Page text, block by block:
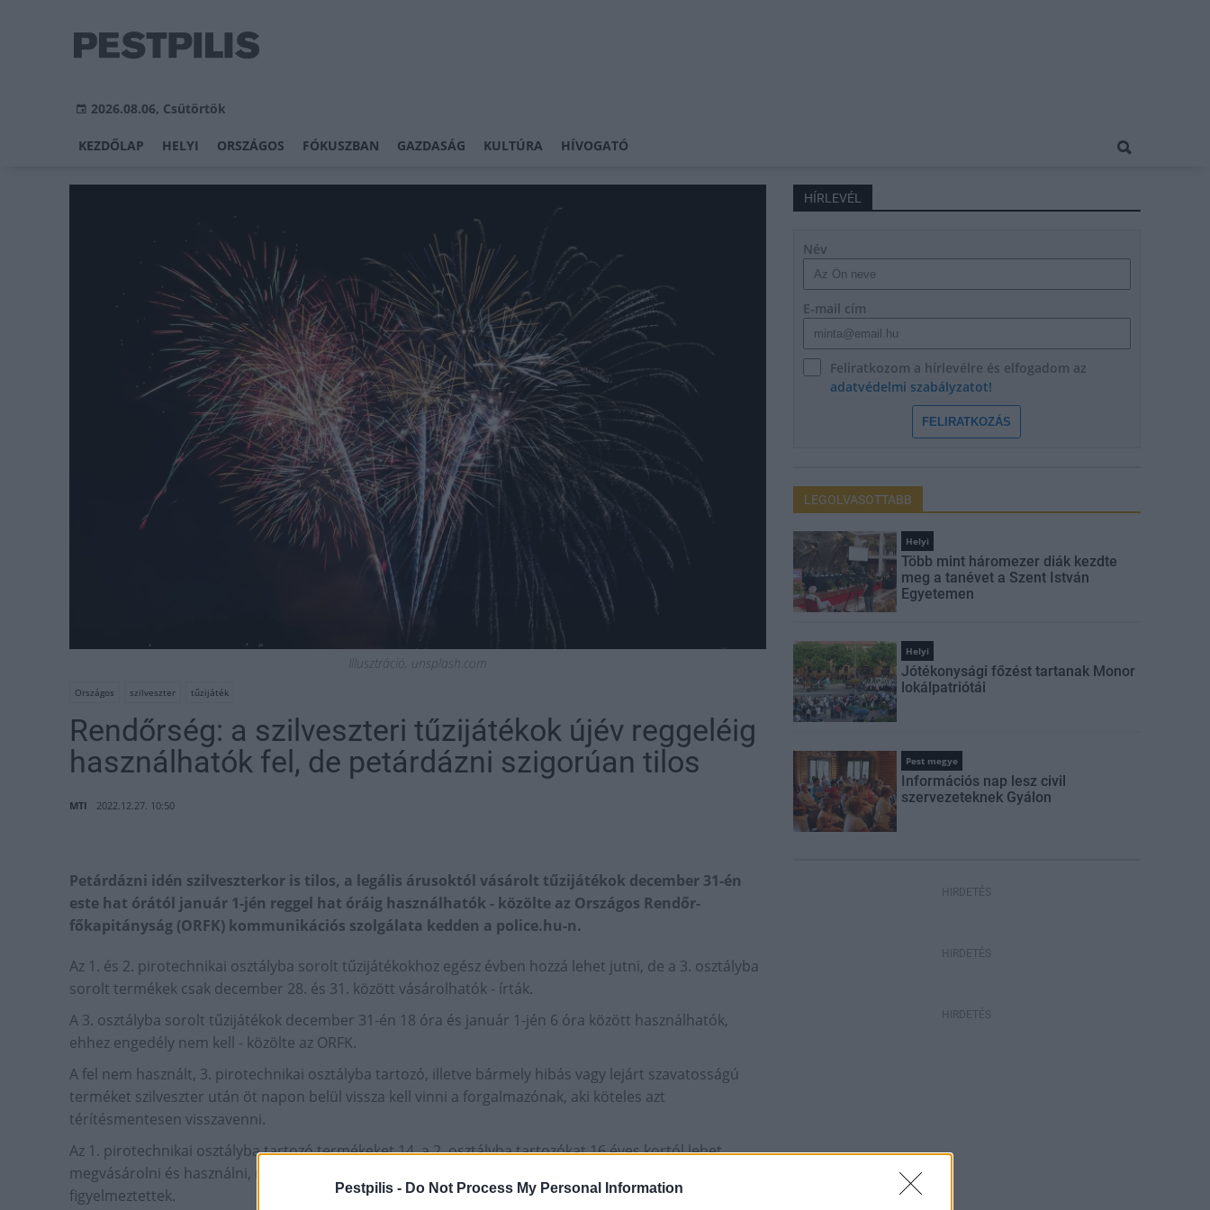
Pestpilis - Do Not Process My Personal Information
2026.08.06, Csütörtök
KEZDŐLAP HELYI ORSZÁGOS FÓKUSZBAN GAZDASÁG KULTÚRA HÍVOGATÓ
Illusztráció, unsplash.com
Országos szilveszter tűzijáték
Rendőrség: a szilveszteri tűzijátékok újév reggeléig
használhatók fel, de petárdázni szigorúan tilos
MTI 2022.12.27. 10:50
Petárdázni idén szilveszterkor is tilos, a legális árusoktól vásárolt tűzijátékok december 31-én
este hat órától január 1-jén reggel hat óráig használhatók - közölte az Országos Rendőr-
főkapitányság (ORFK) kommunikációs szolgálata kedden a police.hu-n.
Az 1. és 2. pirotechnikai osztályba sorolt tűzijátékokhoz egész évben hozzá lehet jutni, de a 3. osztályba
sorolt termékek csak december 28. és 31. között vásárolhatók - írták.
A 3. osztályba sorolt tűzijátékok december 31-én 18 óra és január 1-jén 6 óra között használhatók,
ehhez engedély nem kell - közölte az ORFK.
A fel nem használt, 3. pirotechnikai osztályba tartozó, illetve bármely hibás vagy lejárt szavatosságú
terméket szilveszter után öt napon belül vissza kell vinni a forgalmazónak, aki köteles azt
térítésmentesen visszavenni.
Az 1. pirotechnikai osztályba tartozó termékeket 14, a 2. osztályba tartozókat 16 éves kortól lehet
megvásárolni és használni, míg a 3. osztályba tartozókat csak nagykorúak vehetik meg -
figyelmeztettek.
HÍRLEVÉL
Név
E-mail cím
Feliratkozom a hírlevélre és elfogadom az
adatvédelmi szabályzatot!
FELIRATKOZÁS
LEGOLVASOTTABB
Helyi
Több mint háromezer diák kezdte
meg a tanévet a Szent István
Egyetemen
Helyi
Jótékonysági főzést tartanak Monor
lokálpatriótái
Pest megye
Információs nap lesz civil
szervezeteknek Gyálon
HIRDETÉS
HIRDETÉS
HIRDETÉS